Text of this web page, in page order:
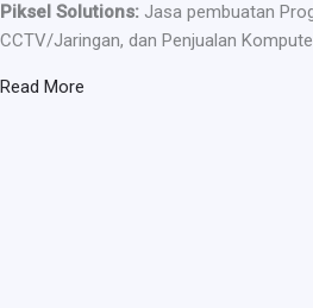
Piksel Solutions: Jasa pembuatan
CCTV/Jaringan, dan Penjualan
Read More